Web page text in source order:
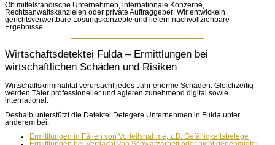
Ob mittelständische Unternehmen, internationale Konzerne,
Rechtsanwaltskanzleien oder private Auftraggeber: Wir entwickeln
gerichtsverwertbare Lösungskonzepte und liefern nachvollziehbare
Ergebnisse.
Wirtschaftsdetektei Fulda – Ermittlungen bei
wirtschaftlichen Schäden und Risiken
Wirtschaftskriminalität verursacht jedes Jahr enorme Schäden. Gleichzeitig
werden Täter professioneller und agieren zunehmend digital sowie
international.
Deshalb unterstützt die Detektei Detegere Unternehmen in Fulda unter
anderem bei:
Ermittlungen in Fällen von Vorteilsnahme, z.B. Gefälligkeitsbelege